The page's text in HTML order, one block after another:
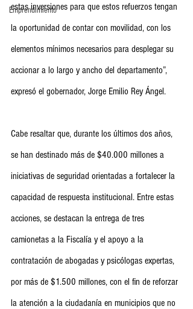
Emprendimiento
estas inversiones para que estos refuerzos tengan
la oportunidad de contar con movilidad, con los
elementos mínimos necesarios para desplegar su
accionar a lo largo y ancho del departamento”,
expresó el gobernador, Jorge Emilio Rey Ángel.
Cabe resaltar que, durante los últimos dos años,
se han destinado más de $40.000 millones a
iniciativas de seguridad orientadas a fortalecer la
capacidad de respuesta institucional. Entre estas
acciones, se destacan la entrega de tres
camionetas a la Fiscalía y el apoyo a la
contratación de abogadas y psicólogas expertas,
por más de $1.500 millones, con el fin de reforzar
la atención a la ciudadanía en municipios que no